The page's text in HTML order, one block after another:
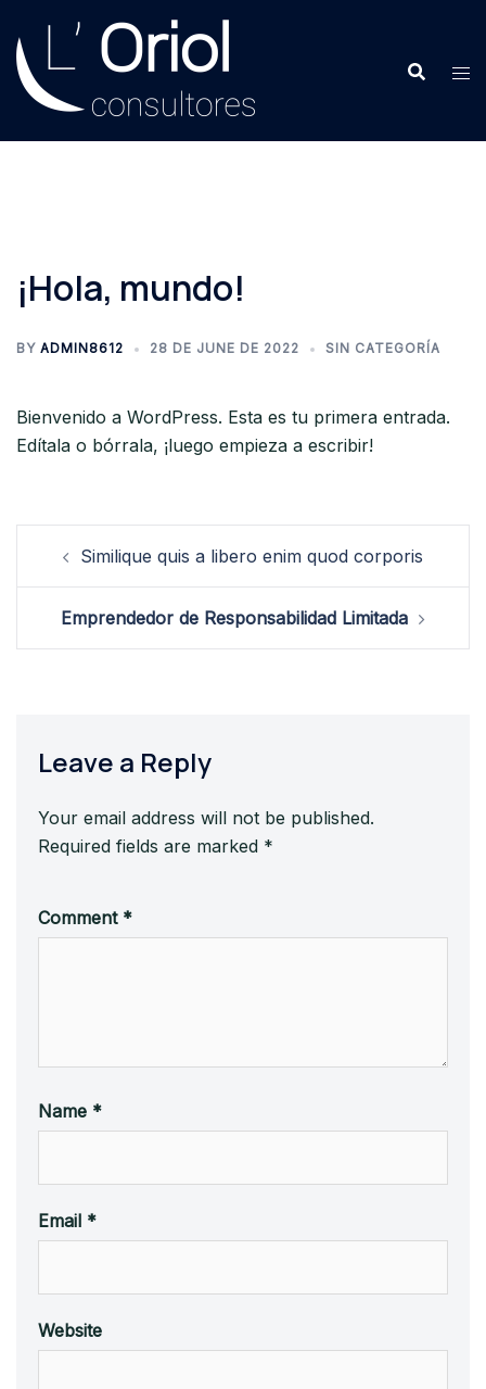
content
¡Hola, mundo!
BY ADMIN8612 28 DE JUNE DE 2022 SIN CATEGORÍA
Bienvenido a WordPress. Esta es tu primera entrada.
Edítala o bórrala, ¡luego empieza a escribir!
Post
navigation
Similique quis a libero enim quod corporis
Emprendedor de Responsabilidad Limitada
Leave a Reply
Your email address will not be published.
Required fields are marked *
Comment *
Name *
Email *
Website